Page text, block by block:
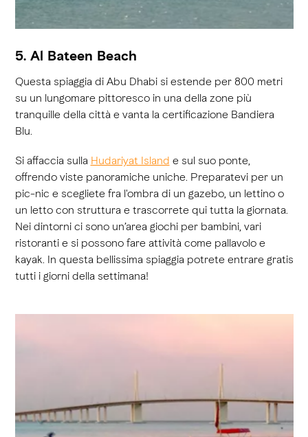
5. Al Bateen Beach
Questa spiaggia di Abu Dhabi si estende per 800 metri
su un lungomare pittoresco in una della zone più
tranquille della città e vanta la certificazione Bandiera
Blu.
Si affaccia sulla Hudariyat Island e sul suo ponte,
offrendo viste panoramiche uniche. Preparatevi per un
pic-nic e scegliete fra l'ombra di un gazebo, un lettino o
un letto con struttura e trascorrete qui tutta la giornata.
Nei dintorni ci sono un’area giochi per bambini, vari
ristoranti e si possono fare attività come pallavolo e
kayak. In questa bellissima spiaggia potrete entrare gratis
tutti i giorni della settimana!